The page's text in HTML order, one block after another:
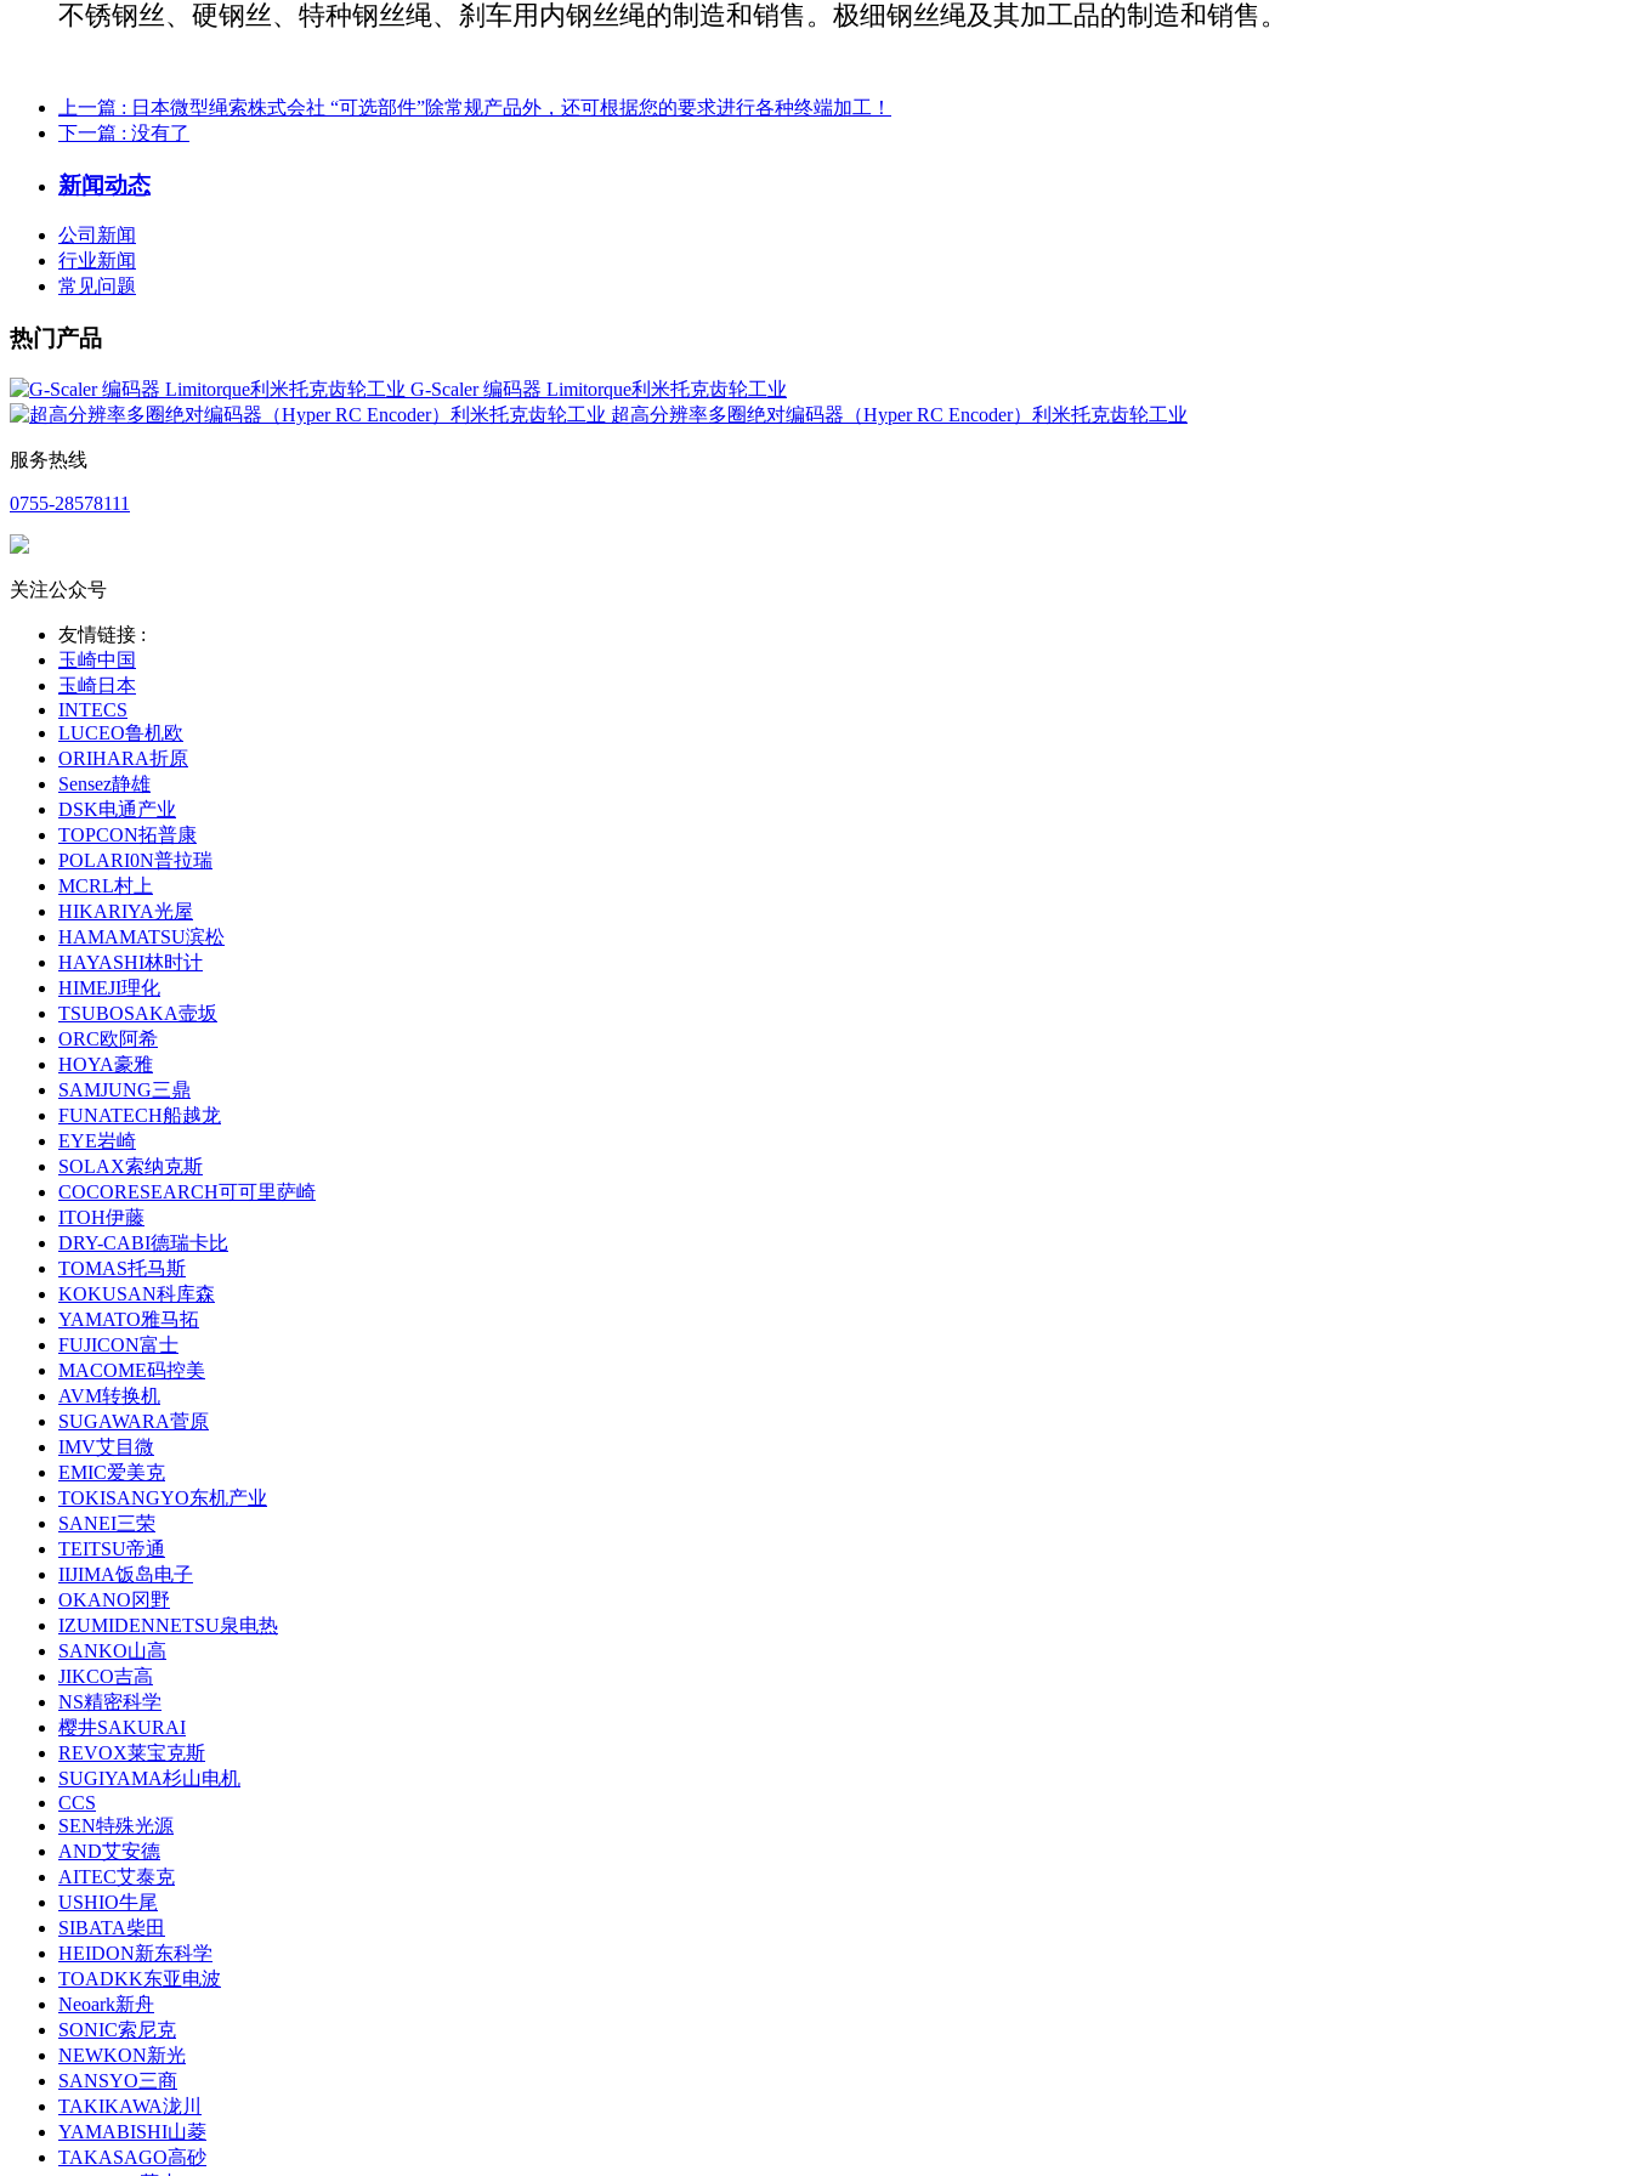
不锈钢丝、硬钢丝、特种钢丝绳、刹车用内钢丝绳的制造和销售。 极细钢丝绳及其加工品的制造和销售。
上一篇 : 日本微型绳索株式会社 “可选部件”除常规产品外，还可根据您的要求进行各种终端加工！
下一篇 : 没有了
新闻动态
公司新闻
行业新闻
常见问题
热门产品
G-Scaler 编码器 Limitorque利米托克齿轮工业
超高分辨率多圈绝对编码器（Hyper RC Encoder）利米托克齿轮工业
服务热线
0755-28578111
关注公众号
友情链接 :
玉崎中国
玉崎日本
INTECS
LUCEO鲁机欧
ORIHARA折原
Sensez静雄
DSK电通产业
TOPCON拓普康
POLARI0N普拉瑞
MCRL村上
HIKARIYA光屋
HAMAMATSU滨松
HAYASHI林时计
HIMEJI理化
TSUBOSAKA壸坂
ORC欧阿希
HOYA豪雅
SAMJUNG三鼎
FUNATECH船越龙
EYE岩崎
SOLAX索纳克斯
COCORESEARCH可可里萨崎
ITOH伊藤
DRY-CABI德瑞卡比
TOMAS托马斯
KOKUSAN科库森
YAMATO雅马拓
FUJICON富士
MACOME码控美
AVM转换机
SUGAWARA菅原
IMV艾目微
EMIC爱美克
TOKISANGYO东机产业
SANEI三荣
TEITSU帝通
IIJIMA饭岛电子
OKANO冈野
IZUMIDENNETSU泉电热
SANKO山高
JIKCO吉高
NS精密科学
樱井SAKURAI
REVOX莱宝克斯
SUGIYAMA杉山电机
CCS
SEN特殊光源
AND艾安德
AITEC艾泰克
USHIO牛尾
SIBATA柴田
HEIDON新东科学
TOADKK东亚电波
Neoark新舟
SONIC索尼克
NEWKON新光
SANSYO三商
TAKIKAWA泷川
YAMABISHI山菱
TAKASAGO高砂